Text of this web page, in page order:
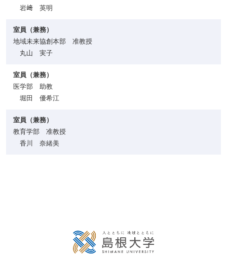
岩﨑 英明
室員（兼務）
地域未来協創本部 准教授
丸山 実子
室員（兼務）
医学部 助教
堀田 優希江
室員（兼務）
教育学部 准教授
香川 奈緒美